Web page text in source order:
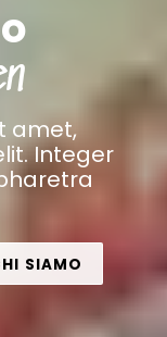
amet,
Integer
SIAMO